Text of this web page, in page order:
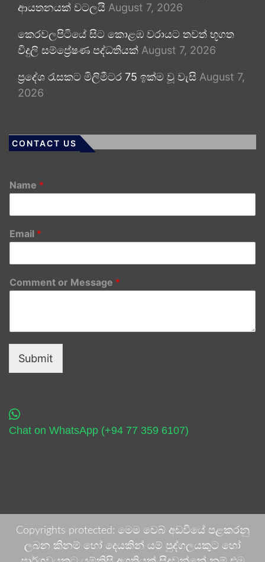
ආයතනයක් වටලයි August 7, 2026
කෙරවලපිටියේ සිට කොළඹ වරායට තවත් භූගත
විදුලි සම්ප්‍රේෂණ පද්ධතියක් August 7, 2026
ප්‍රදේශ රැසකට මිලිමීටර 75 ඉක්ම වූ වැසි August 7,
2026
CONTACT US
Name *
Email *
Comment or Message *
Submit
Chat on WhatsApp (+94 77 359 6107)
Copyrights protected: මෙම වෙබ් අඩවියේ පළකරනු
ලබන කිනම් හෝ දෙයකින් යම් පුද්ගලයකුට හෝ